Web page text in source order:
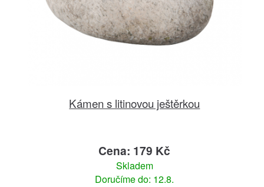
Kámen s litinovou ještěrkou
Cena: 179 Kč
Skladem
Doručíme do: 12.8.